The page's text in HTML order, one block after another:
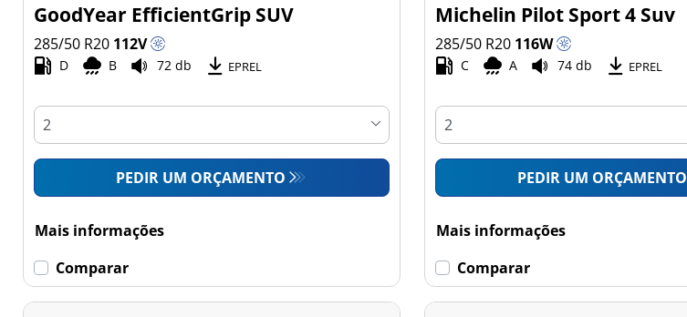
GoodYear EfficientGrip SUV
285/50 R20 112V
D B 72 db EPREL
PEDIR UM ORÇAMENTO
Mais informações
Comparar
Michelin Pilot Sport 4 Suv
285/50 R20 116W
C A 74 db EPREL
PEDIR UM ORÇAMENTO
Mais informações
Comparar